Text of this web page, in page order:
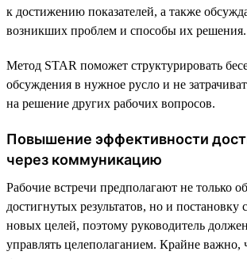
к достижению показателей, а также
возникших проблем и способы их решения.
Метод STAR поможет структурировать
обсуждения в нужное русло и не
на решение других рабочих вопросов.
Повышение эффективности
через коммуникацию
Рабочие встречи предполагают не только
достигнутых результатов, но и постановку
новых целей, поэтому руководитель
управлять целеполаганием. Крайне важно,